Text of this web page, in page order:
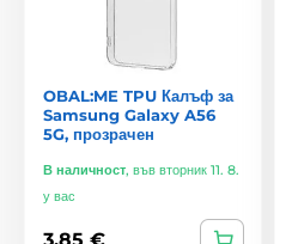
OBAL:ME TPU Калъф за
Samsung Galaxy A56
5G, прозрачен
В наличност, във вторник 11. 8.
у вас